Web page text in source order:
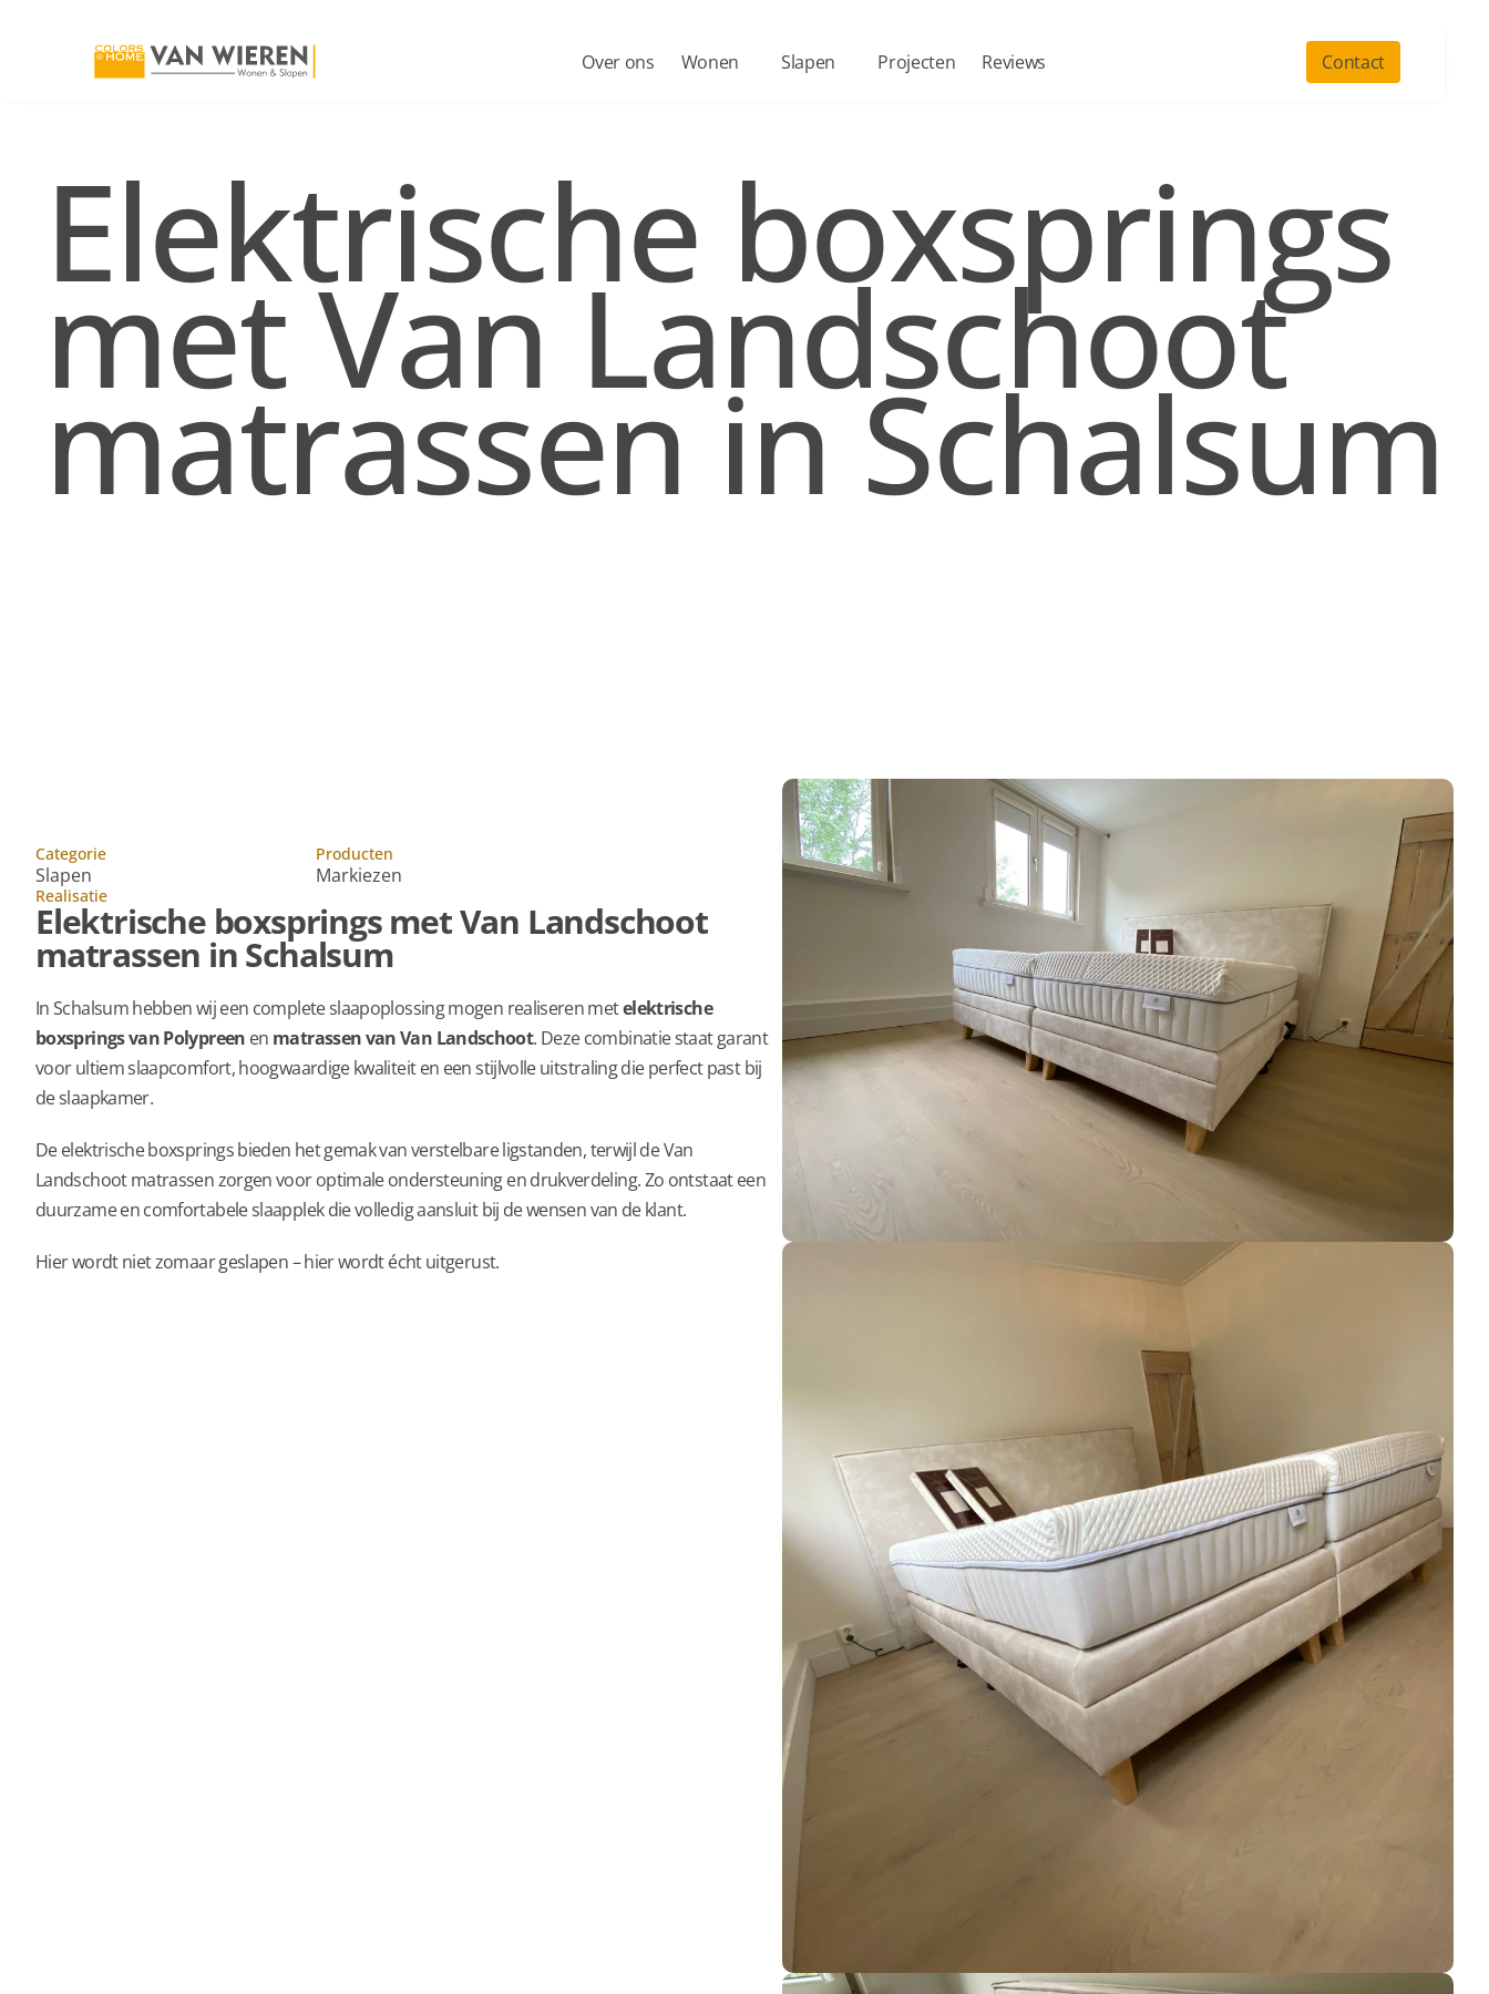
Over ons Wonen Slapen Projecten Reviews Contact
Elektrische boxsprings
met Van Landschoot
matrassen in Schalsum
Categorie
Slapen
Producten
Markiezen
Realisatie
Elektrische boxsprings met Van Landschoot
matrassen in Schalsum
In Schalsum hebben wij een complete slaapoplossing mogen realiseren met elektrische
boxsprings van Polypreen en matrassen van Van Landschoot. Deze combinatie staat garant
voor ultiem slaapcomfort, hoogwaardige kwaliteit en een stijlvolle uitstraling die perfect past bij
de slaapkamer.
De elektrische boxsprings bieden het gemak van verstelbare ligstanden, terwijl de Van
Landschoot matrassen zorgen voor optimale ondersteuning en drukverdeling. Zo ontstaat een
duurzame en comfortabele slaapplek die volledig aansluit bij de wensen van de klant.
Hier wordt niet zomaar geslapen – hier wordt écht uitgerust.